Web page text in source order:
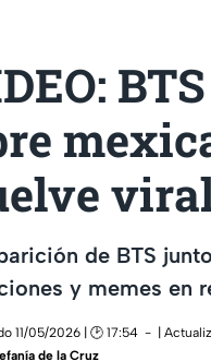
de BTS
y memes en
11/05/2026 | 🕑 17:54
|
de la Cruz